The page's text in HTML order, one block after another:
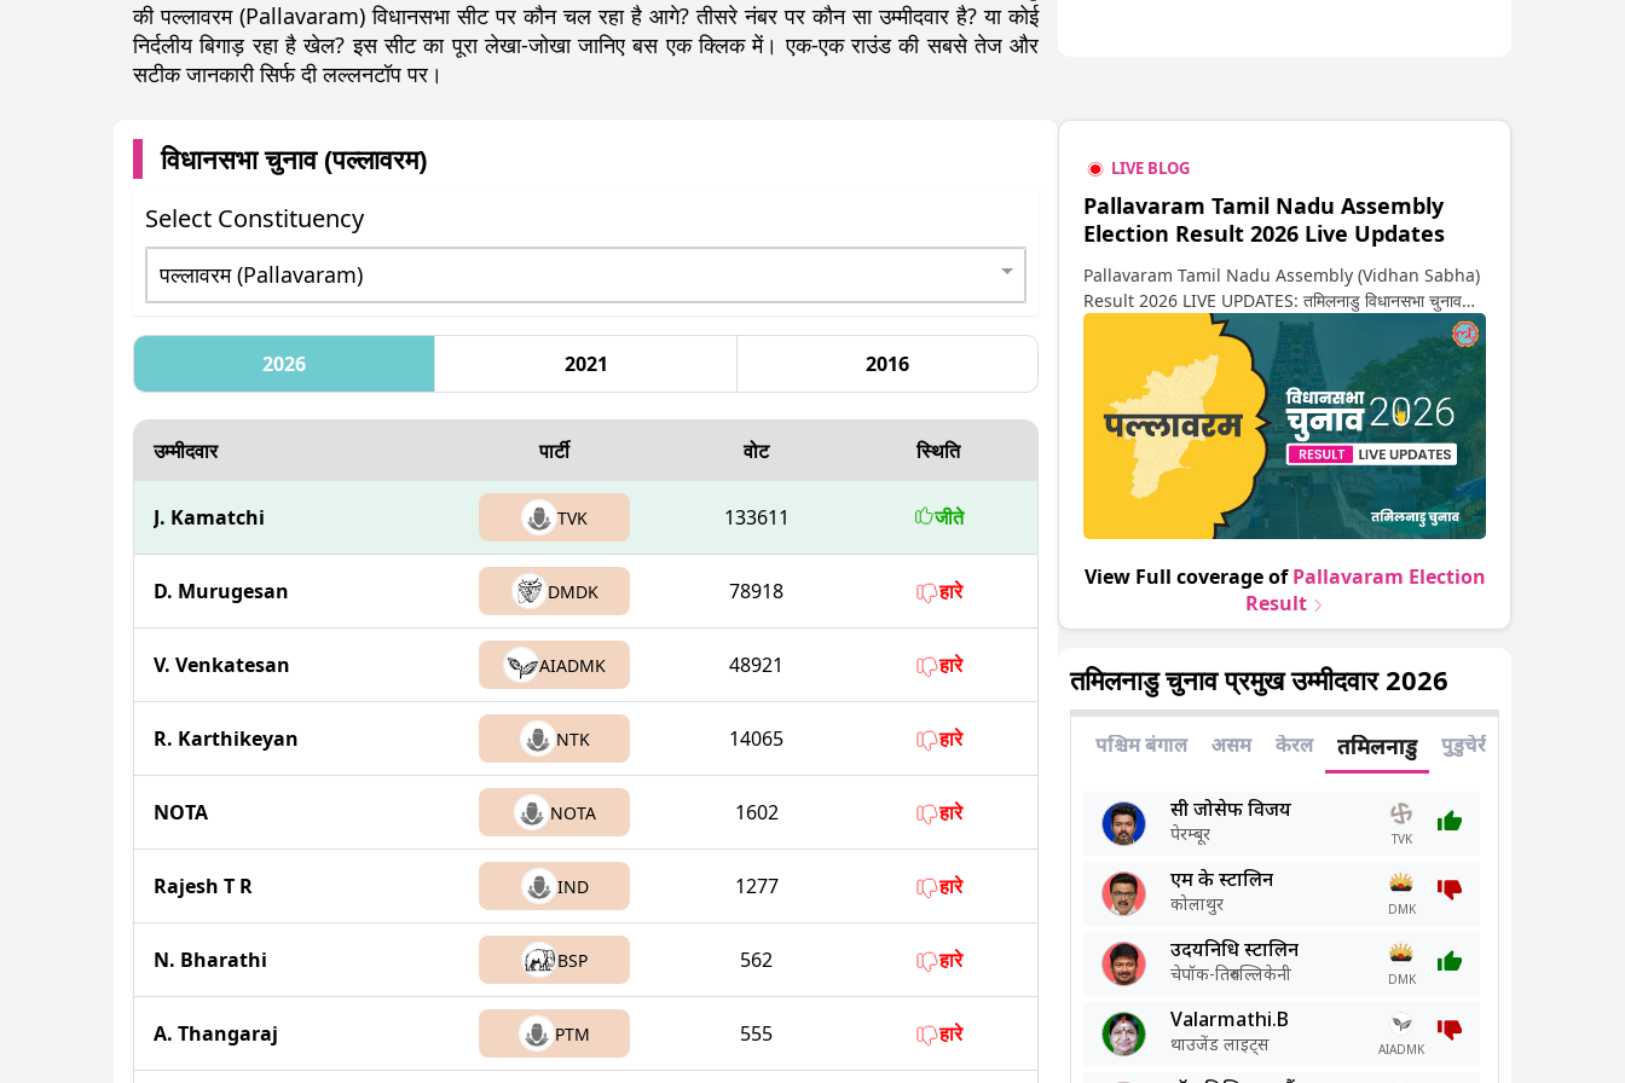
की पल्लावरम (Pallavaram) विधानसभा सीट पर कौन चल रहा है आगे? तीसरे नंबर पर कौन सा उम्मीदवार है? या कोई
निर्दलीय बिगाड़ रहा है खेल? इस सीट का पूरा लेखा-जोखा जानिए बस एक क्लिक में। एक-एक राउंड की सबसे तेज और
सटीक जानकारी सिर्फ दी लल्लनटॉप पर।
विधानसभा चुनाव (पल्लावरम)
Select Constituency
2026 2021 2016
उम्मीदवार पार्टी वोट स्थिति
J. Kamatchi TVK 133611 जीते
D. Murugesan DMDK 78918 हारे
V. Venkatesan AIADMK 48921 हारे
R. Karthikeyan NTK 14065 हारे
NOTA NOTA 1602 हारे
Rajesh T R IND 1277 हारे
N. Bharathi BSP 562 हारे
A. Thangaraj PTM 555 हारे
LIVE BLOG
Pallavaram Tamil Nadu Assembly
Election Result 2026 Live Updates
Pallavaram Tamil Nadu Assembly (Vidhan Sabha)
Result 2026 LIVE UPDATES: तमिलनाडु विधानसभा चुनाव
2026 की गिनती अगले कुछ ही देर में शुरू होने वाली है. यहां देखें
पल्लावरम सीट पर कौन आगे-कौन पीछे से लेकर किस तरफ जा रहें है
रुझान. साथ ही पाइए इस सीट पर हो रही हर एक हलचल की अपडेट
वो भी रियल टाइम में
View Full coverage ofPallavaram Election
Result
तमिलनाडु चुनाव प्रमुख उम्मीदवार 2026